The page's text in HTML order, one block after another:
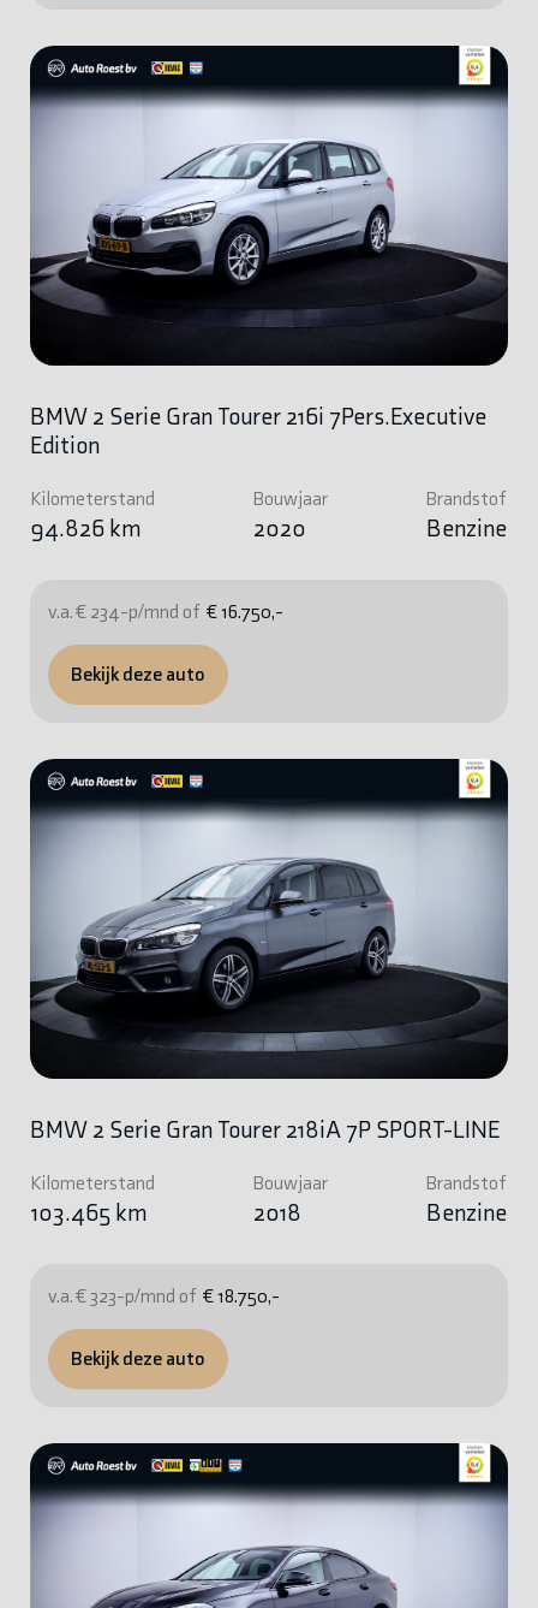
BMW 2 Serie Gran Tourer 216i 7Pers.Executive
Edition
Kilometerstand
94.826 km
Bouwjaar
2020
Brandstof
Benzine
v.a. € 234-p/mnd of € 16.750,-
Bekijk deze auto
BMW 2 Serie Gran Tourer 218iA 7P SPORT-LINE
Kilometerstand
103.465 km
Bouwjaar
2018
Brandstof
Benzine
v.a. € 323-p/mnd of € 18.750,-
Bekijk deze auto